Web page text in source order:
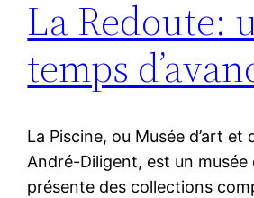
La Redoute:
temps
La Piscine, ou Musée d’art et
André-Diligent, est un musée
présente des collections